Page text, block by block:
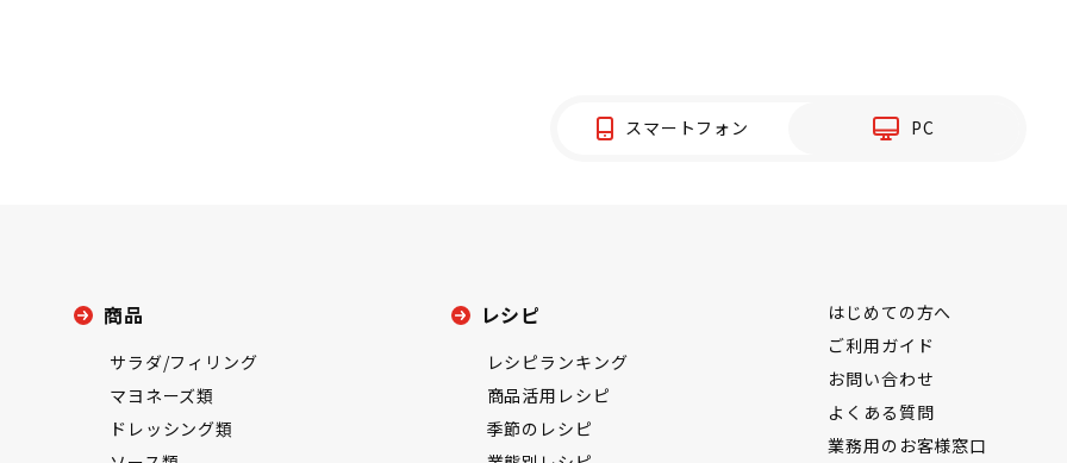
スマートフォン PC
商品
サラダ/フィリング
マヨネーズ類
ドレッシング類
レシピ
レシピランキング
商品活用レシピ
季節のレシピ
はじめての方へ
ご利用ガイド
お問い合わせ
よくある質問
業務用のお客様窓口